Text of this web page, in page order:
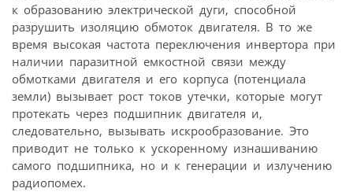
к образованию электрической дуги, способной
разрушить изоляцию обмоток двигателя. В то же
время высокая частота переключения инвертора при
наличии паразитной емкостной связи между
обмотками двигателя и его корпуса (потенциала
земли) вызывает рост токов утечки, которые могут
протекать через подшипник двигателя и,
следовательно, вызывать искрообразование. Это
приводит не только к ускоренному изнашиванию
самого подшипника, но и к генерации и излучению
радиопомех.